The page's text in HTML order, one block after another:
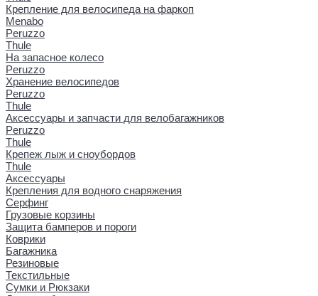
Крепление для велосипеда на фаркоп
Menabo
Peruzzo
Thule
На запасное колесо
Peruzzo
Хранение велосипедов
Peruzzo
Thule
Аксессуары и запчасти для велобагажников
Peruzzo
Thule
Крепеж лыж и сноубордов
Thule
Аксессуары
Крепления для водного снаряжения
Серфинг
Грузовые корзины
Защита бамперов и пороги
Коврики
Багажника
Резиновые
Текстильные
Сумки и Рюкзаки